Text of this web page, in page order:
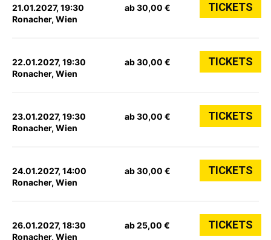
21.01.2027, 19:30
Ronacher, Wien
ab 30,00 € TICKETS
22.01.2027, 19:30
Ronacher, Wien
ab 30,00 € TICKETS
23.01.2027, 19:30
Ronacher, Wien
ab 30,00 € TICKETS
24.01.2027, 14:00
Ronacher, Wien
ab 30,00 € TICKETS
26.01.2027, 18:30
Ronacher, Wien
ab 25,00 € TICKETS